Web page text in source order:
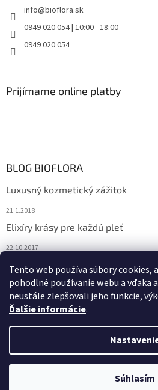
Tento web používa súbory cookies,
pohodlné používanie webu a vďaka
neustále zlepšovali jeho funkcie,
Ďalšie informácie.
Súhlasím
info@bioflora.sk
0949 020 054 | 10:00 - 18:00
0949 020 054
Prijímame online platby
BLOG BIOFLORA
Luxusný kozmetický zážitok
21.1.2018
Elixíry krásy pre každú pleť
22.10.2017
Spoznajte prírodnú kozmetiku
10.10.2017
Copyright 2026Bioflora.sk. Všetky
nastavenie